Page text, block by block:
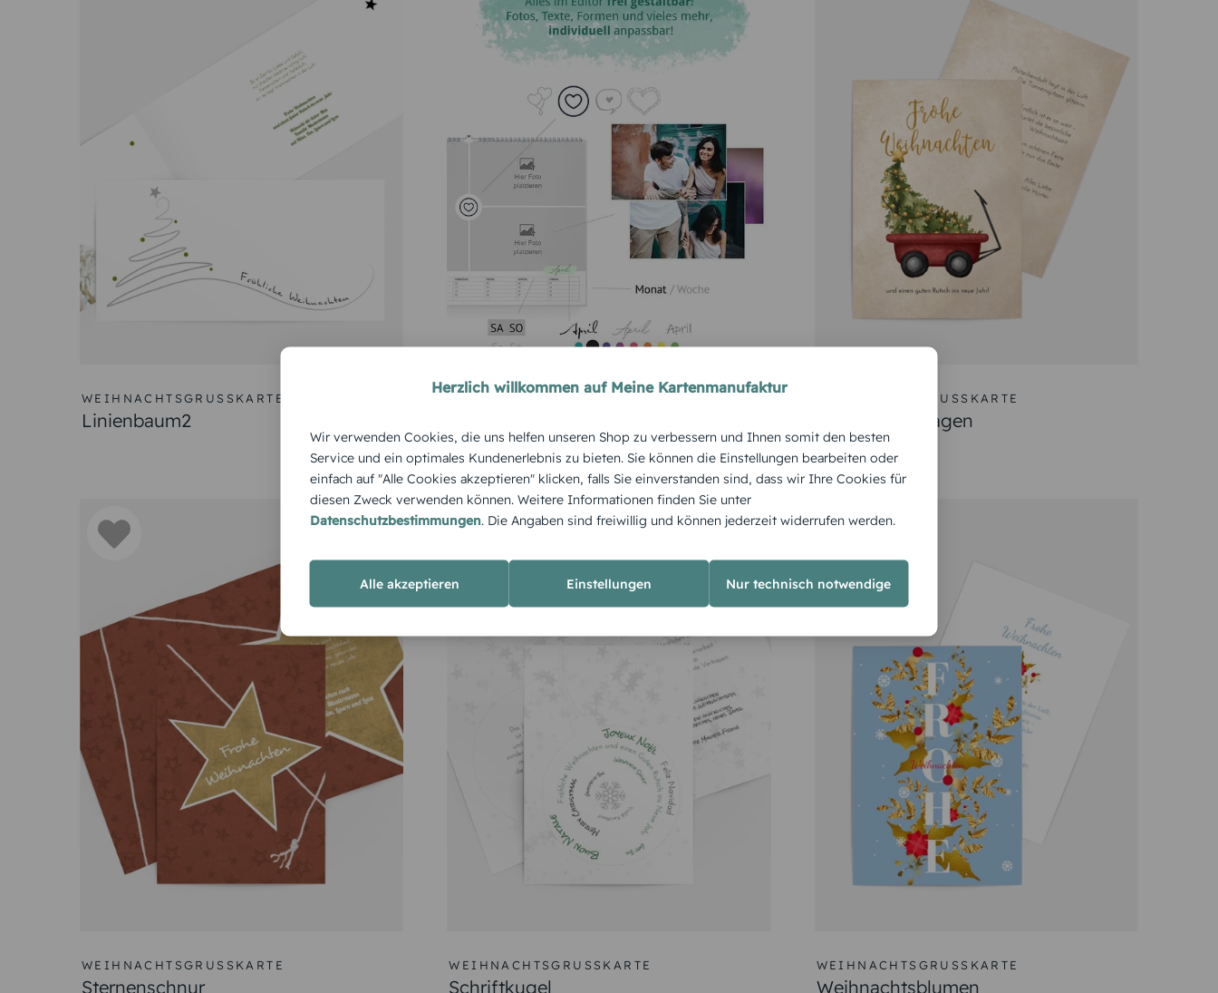
WEIHNACHTSGRUSSKARTE
Linienbaum2
WEIHNACHTSGRUSSKARTE
Weihnachtswagen
WEIHNACHTSGRUSSKARTE
Sternenschnur
WEIHNACHTSGRUSSKARTE
Schriftkugel
WEIHNACHTSGRUSSKARTE
Weihnachtsblumen
Herzlich willkommen auf Meine Kartenmanufaktur
Wir verwenden Cookies, die uns helfen unseren Shop zu verbessern und Ihnen somit den besten
Service und ein optimales Kundenerlebnis zu bieten. Sie können die Einstellungen bearbeiten oder
einfach auf "Alle Cookies akzeptieren" klicken, falls Sie einverstanden sind, dass wir Ihre Cookies für
diesen Zweck verwenden können. Weitere Informationen finden Sie unter
Datenschutzbestimmungen. Die Angaben sind freiwillig und können jederzeit widerrufen werden.
Alle akzeptieren Einstellungen Nur technisch notwendige